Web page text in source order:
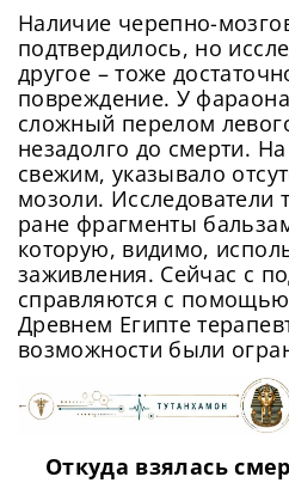
Наличие черепно-
подтвердилось, но
другое – тоже
повреждение. У
сложный перелом
незадолго до смерти.
свежим, указывало
мозоли. Исследователи
ране фрагменты
которую, видимо,
заживления. Сейчас с
справляются с
Древнем Египте
возможности были
Откуда взялась